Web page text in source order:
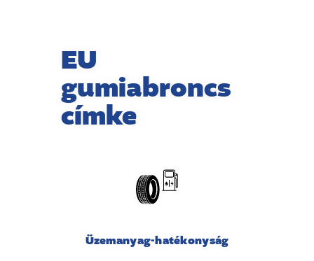
EU
gumiabroncs
címke
Üzemanyag-hatékonyság